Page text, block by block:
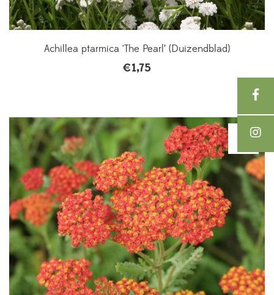
Achillea ptarmica ‘The Pearl’ (Duizendblad)
€1,75